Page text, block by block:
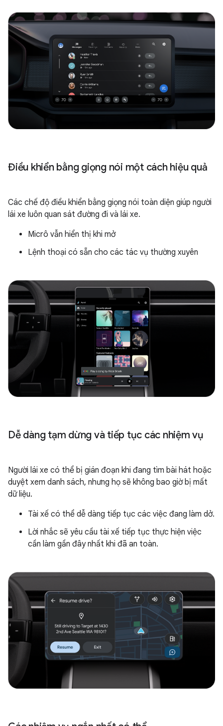
Điều khiển bằng giọng nói một cách hiệu quả
Các chế độ điều khiển bằng giọng nói toàn diện giúp người
lái xe luôn quan sát đường đi và lái xe.
Micrô vẫn hiển thị khi mở
Lệnh thoại có sẵn cho các tác vụ thường xuyên
Dễ dàng tạm dừng và tiếp tục các nhiệm vụ
Người lái xe có thể bị gián đoạn khi đang tìm bài hát hoặc
duyệt xem danh sách, nhưng họ sẽ không bao giờ bị mất
dữ liệu.
Tài xế có thể dễ dàng tiếp tục các việc đang làm dở.
Lời nhắc sẽ yêu cầu tài xế tiếp tục thực hiện việc
cần làm gần đây nhất khi đã an toàn.